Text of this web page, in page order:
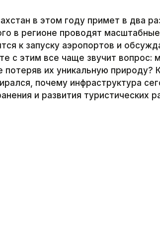
в этом году примет в два
в регионе проводят
к запуску аэропортов и
с этим все чаще звучит вопрос:
потеряв их уникальную природу?
почему инфраструктура
и развития туристических